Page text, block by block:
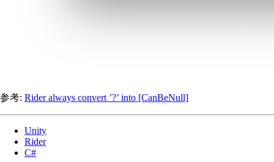
参考: Rider always convert ’?’ into [CanBeNull]
Unity
Rider
C#